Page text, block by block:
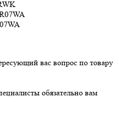
вас вопрос по товару
обязательно вам